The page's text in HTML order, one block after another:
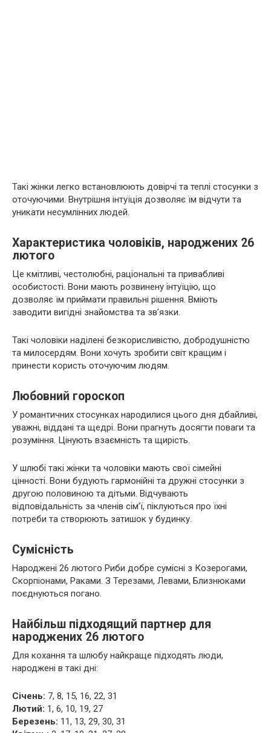
Такі жінки легко встановлюють довірчі та теплі стосунки з
оточуючими. Внутрішня інтуїція дозволяє їм відчути та
уникати несумлінних людей.
Характеристика чоловіків, народжених 26
лютого
Це кмітливі, честолюбні, раціональні та привабливі
особистості. Вони мають розвинену інтуїцію, що
дозволяє їм приймати правильні рішення. Вміють
заводити вигідні знайомства та зв’язки.
Такі чоловіки наділені безкорисливістю, добродушністю
та милосердям. Вони хочуть зробити світ кращим і
принести користь оточуючим людям.
Любовний гороскоп
У романтичних стосунках народилися цього дня дбайливі,
уважні, віддані та щедрі. Вони прагнуть досягти поваги та
розуміння. Цінують взаємність та щирість.
У шлюбі такі жінки та чоловіки мають свої сімейні
цінності. Вони будують гармонійні та дружні стосунки з
другою половиною та дітьми. Відчувають
відповідальність за членів сім’ї, піклуються про їхні
потреби та створюють затишок у будинку.
Сумісність
Народжені 26 лютого Риби добре сумісні з Козерогами,
Скорпіонами, Раками. З Терезами, Левами, Близнюками
поєднуються погано.
Найбільш підходящий партнер для
народжених 26 лютого
Для кохання та шлюбу найкраще підходять люди,
народжені в такі дні:
Січень: 7, 8, 15, 16, 22, 31
Лютий: 1, 6, 10, 19, 27
Березень: 11, 13, 29, 30, 31